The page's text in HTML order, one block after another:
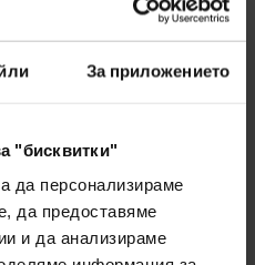
За приложението
"бисквитки"
да персонализираме
да предоставяме
и да анализираме